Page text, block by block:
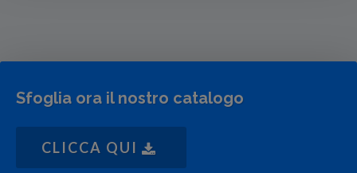
Sfoglia ora il nostro catalogo
CLICCA QUI